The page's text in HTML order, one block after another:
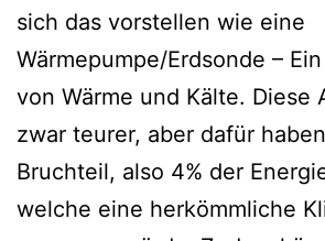
sich das vorstellen wie eine
Wärmepumpe/Erdsonde –
von Wärme und Kälte. Diese
zwar teurer, aber dafür
Bruchteil, also 4% der
welche eine herkömmliche